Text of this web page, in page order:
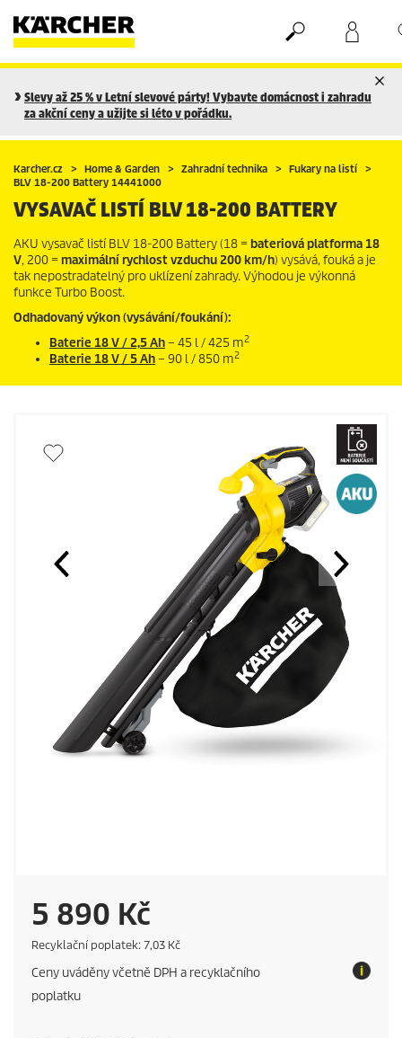
Nákupní košík
Seznam oblíbených produktů
Slevy až 25 % v Letní slevové párty! Vybavte domácnost i zahradu
za akční ceny a užijte si léto v pořádku.
Karcher.cz Home & Garden Zahradní technika
Fukary na listí
BLV 18-200 Battery 14441000
VYSAVAČ LISTÍ BLV 18-200 BATTERY
AKU vysavač listí BLV 18-200 Battery (18 =bateriová platforma 18
V, 200 =maximální rychlost vzduchu 200 km/h) vysává, fouká a je
tak nepostradatelný pro uklízení zahrady. Výhodou je výkonná
funkce Turbo Boost.
Odhadovaný výkon (vysávání/foukání):
Baterie 18 V / 2,5 Ah– 45 l / 425 m2
Baterie 18 V / 5 Ah– 90 l / 850 m2
C
u
r
5 890 Kč
E
o
t
a
Recyklační poplatek: 7,03 Kč
Ceny uváděny včetně DPH a recyklačního
poplatku